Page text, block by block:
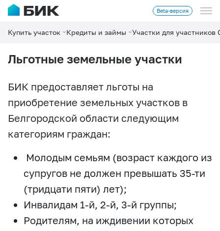
Beta-версия
Купить участок Кредиты и займы Участки для участников
Льготные земельные участки
БИК предоставляет льготы на
приобретение земельных участков в
Белгородской области следующим
категориям граждан:
Молодым семьям (возраст каждого из
супругов не должен превышать 35-ти
(тридцати пяти) лет);
Инвалидам 1-й, 2-й, 3-й группы;
Родителям, на иждивении которых